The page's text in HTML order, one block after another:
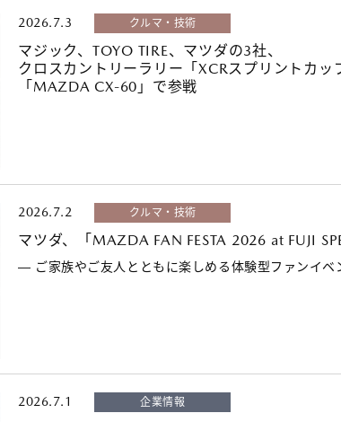
2026.7.3 クルマ・技術
マジック、TOYO TIRE、マツダの3社、
クロスカントリーラリー「XCRスプリントカッ
「MAZDA CX-60」で参戦
2026.7.2 クルマ・技術
マツダ、「MAZDA FAN FESTA 2026 at FUJI
― ご家族やご友人とともに楽しめる体験型ファンイ
2026.7.1 企業情報